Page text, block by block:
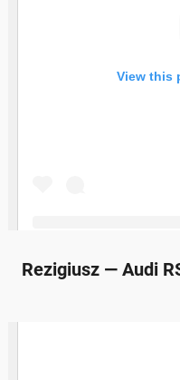
Rezigiusz — Audi